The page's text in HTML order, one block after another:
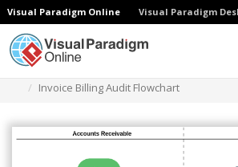
Visual Paradigm Online Visual Paradigm
Invoice Billing Audit Flowchart